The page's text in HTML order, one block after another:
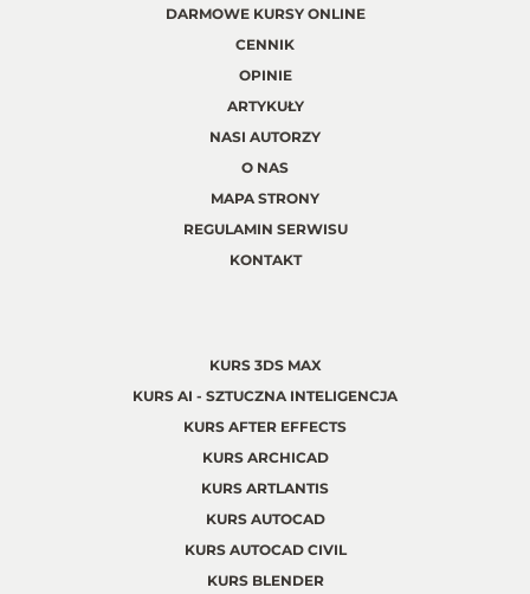
DARMOWE KURSY ONLINE
CENNIK
OPINIE
ARTYKUŁY
NASI AUTORZY
O NAS
MAPA STRONY
REGULAMIN SERWISU
KONTAKT
KURS 3DS MAX
KURS AI - SZTUCZNA INTELIGENCJA
KURS AFTER EFFECTS
KURS ARCHICAD
KURS ARTLANTIS
KURS AUTOCAD
KURS AUTOCAD CIVIL
KURS BLENDER